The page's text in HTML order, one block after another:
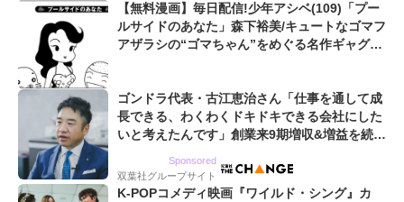
【無料漫画】毎日配信!少年アシベ(109)「プー
ルサイドのあなた」森下裕美/キュートなゴマフ
アザラシの“ゴマちゃん”をめぐる名作ギャグ4
ゴンドラ代表・古江恵治さん「仕事を通して成
長できる、わくわくドキドキできる会社にした
いと考えたんです」創業来9期増収&増益を続け
Sponsored
双葉社グループサイト
K-POPコメディ映画『ワイルド・シング』カ